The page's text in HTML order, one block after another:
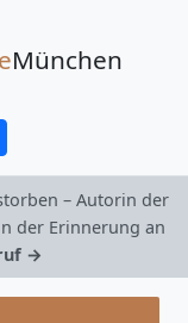
München
– Autorin der
der Erinnerung an
→